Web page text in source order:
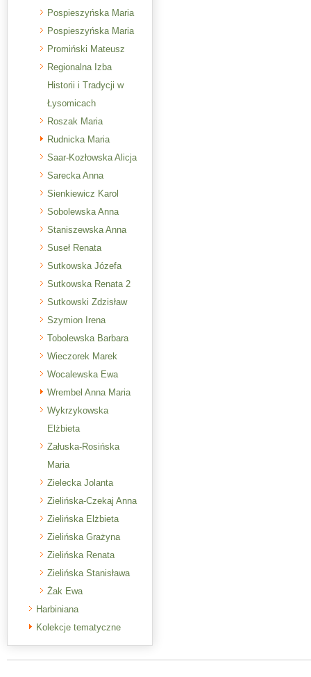
Pospieszyńska Maria
Pospieszyńska Maria
Promiński Mateusz
Regionalna Izba
Historii i Tradycji w
Łysomicach
Roszak Maria
Rudnicka Maria
Saar-Kozłowska Alicja
Sarecka Anna
Sienkiewicz Karol
Sobolewska Anna
Staniszewska Anna
Suseł Renata
Sutkowska Józefa
Sutkowska Renata 2
Sutkowski Zdzisław
Szymion Irena
Tobolewska Barbara
Wieczorek Marek
Wocalewska Ewa
Wrembel Anna Maria
Wykrzykowska
Elżbieta
Załuska-Rosińska
Maria
Zielecka Jolanta
Zielińska-Czekaj Anna
Zielińska Elżbieta
Zielińska Grażyna
Zielińska Renata
Zielińska Stanisława
Żak Ewa
Harbiniana
Kolekcje tematyczne